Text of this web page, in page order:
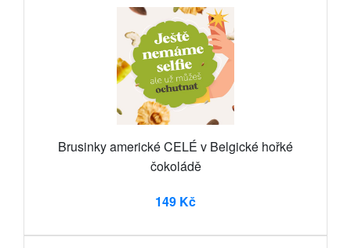
Brusinky americké CELÉ v Belgické hořké
čokoládě
149 Kč